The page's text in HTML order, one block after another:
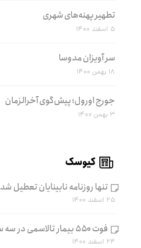
تطهیر پهنه‌های شهری
۵ اسفند ۱۴۰۰
سر آویزان مدوسا
۱۸ بهمن ۱۴۰۰
جورج اورول؛ پیش‌گوی آخرالزمان
۳ بهمن ۱۴۰۰
کیوسک
تنها روزنامه نابینایان تعطیل شد
۲۵ اسفند ۱۴۰۰
فوت ۵۵۰ بیمار تالاسمی در سه سال اخیر
۲۴ اسفند ۱۴۰۰